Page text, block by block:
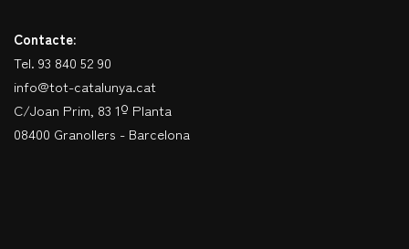
Contacte:
Tel. 93 840 52 90
info@tot-catalunya.cat
C/Joan Prim, 83 1º Planta
08400 Granollers - Barcelona